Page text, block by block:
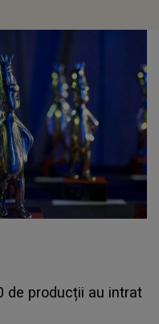
de producții au intrat